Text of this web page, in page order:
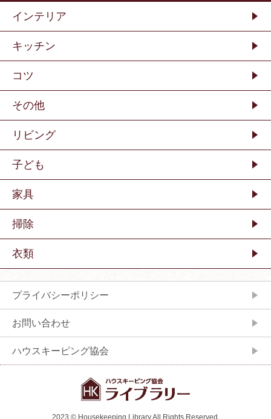
インテリア
キッチン
コツ
その他
リビング
子ども
家具
掃除
衣類
プライバシーポリシー
お問い合わせ
ハウスキーピング協会
2023 © Housekeeping Library All Rights Reserved.